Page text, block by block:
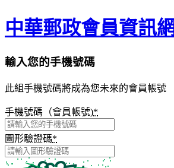
中華郵政會員資訊網
輸入您的手機號碼
此組手機號碼將成為您未來的會員帳號
手機號碼（會員帳號)*
圖形驗證碼*